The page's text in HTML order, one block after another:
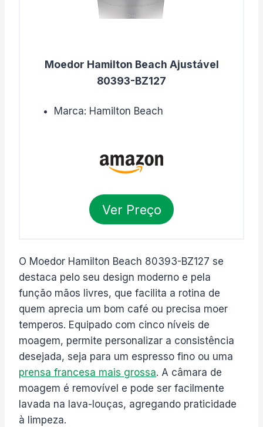
Moedor Hamilton Beach Ajustável
80393-BZ127
Marca: Hamilton Beach
Ver Preço
O Moedor Hamilton Beach 80393-BZ127 se
destaca pelo seu design moderno e pela
função mãos livres, que facilita a rotina de
quem aprecia um bom café ou precisa moer
temperos. Equipado com cinco níveis de
moagem, permite personalizar a consistência
desejada, seja para um espresso fino ou uma
prensa francesa mais grossa. A câmara de
moagem é removível e pode ser facilmente
lavada na lava-louças, agregando praticidade
à limpeza.